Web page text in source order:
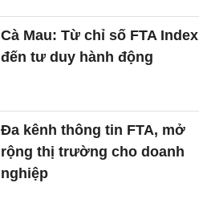
Cà Mau: Từ chỉ số FTA Index
đến tư duy hành động
Đa kênh thông tin FTA, mở
rộng thị trường cho doanh
nghiệp